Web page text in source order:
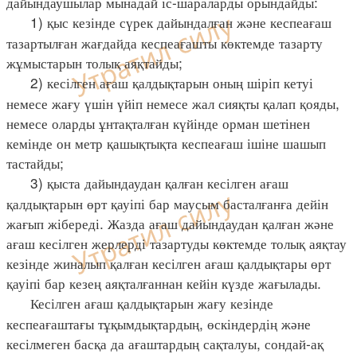
1) қыс кезінде сүрек дайындалған және кеспеағаш
тазартылған жағдайда кеспеағашты көктемде тазарту
жұмыстарын толық аяқтайды;
2) кесілген ағаш қалдықтарын оның шіріп кетуі
немесе жағу үшін үйіп немесе жал сияқты қалап қояды,
немесе оларды ұнтақталған күйінде орман шетінен
кемінде он метр қашықтықта кеспеағаш ішіне шашып
тастайды;
3) қыста дайындаудан қалған кесілген ағаш
қалдықтарын өрт қауіпі бар маусым басталғанға дейін
жағып жібереді. Жазда ағаш дайындаудан қалған және
ағаш кесілген жерлерді тазартуды көктемде толық аяқтау
кезінде жиналып қалған кесілген ағаш қалдықтары өрт
қауіпі бар кезең аяқталғаннан кейін күзде жағылады.
Кесілген ағаш қалдықтарын жағу кезінде
кеспеағаштағы тұқымдықтардың, өскіндердің және
кесілмеген басқа да ағаштардың сақталуы, сондай-ақ